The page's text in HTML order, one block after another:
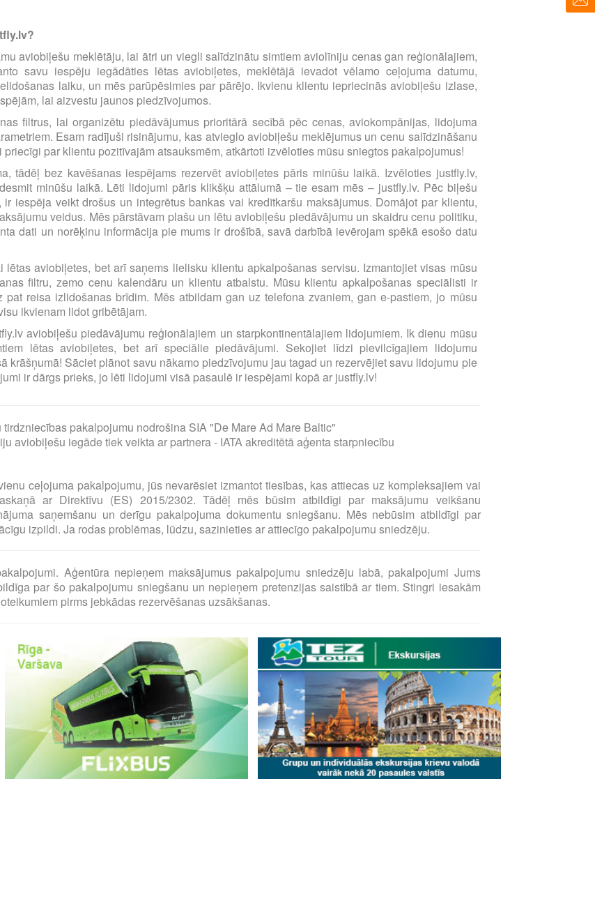
aviobiļešu meklētāju, lai ātri un viegli salīdzinātu simtiem aviolīniju cenas gan reģionālajiem,
savu iespēju iegādāties lētas aviobiļetes, meklētājā ievadot vēlamo ceļojuma datumu,
laiku, un mēs parūpēsimies par pārējo. Ikvienu klientu iepriecinās aviobiļešu izlase,
lai aizvestu jaunos piedzīvojumos.
filtrus, lai organizētu piedāvājumus prioritārā secībā pēc cenas, aviokompānijas, lidojuma
Esam radījuši risinājumu, kas atvieglo aviobiļešu meklējumus un cenu salīdzināšanu
par klientu pozitīvajām atsauksmēm, atkārtoti izvēloties mūsu sniegtos pakalpojumus!
tādēļ bez kavēšanas iespējams rezervēt aviobiļetes pāris minūšu laikā. Izvēloties justfly.lv,
minūšu laikā. Lēti lidojumi pāris klikšķu attālumā – tie esam mēs – justfly.lv. Pēc biļešu
iespēja veikt drošus un integrētus bankas vai kredītkaršu maksājumus. Domājot par klientu,
veidus. Mēs pārstāvam plašu un lētu aviobiļešu piedāvājumu un skaidru cenu politiku,
dati un norēķinu informācija pie mums ir drošībā, savā darbībā ievērojam spēkā esošo datu
aviobiļetes, bet arī saņems lielisku klientu apkalpošanas servisu. Izmantojiet visas mūsu
filtru, zemo cenu kalendāru un klientu atbalstu. Mūsu klientu apkalpošanas speciālisti ir
reisa izlidošanas brīdim. Mēs atbildam gan uz telefona zvaniem, gan e-pastiem, jo mūsu
ikvienam lidot gribētājam.
aviobiļešu piedāvājumu reģionālajiem un starpkontinentālajiem lidojumiem. Ik dienu mūsu
lētas aviobiļetes, bet arī speciālie piedāvājumi. Sekojiet līdzi pievilcīgajiem lidojumu
krāšņumā! Sāciet plānot savu nākamo piedzīvojumu jau tagad un rezervējiet savu lidojumu pie
ir dārgs prieks, jo lēti lidojumi visā pasaulē ir iespējami kopā ar justfly.lv!
pakalpojumu nodrošina SIA "De Mare Ad Mare Baltic"
aviobiļešu iegāde tiek veikta ar partnera - IATA akreditētā aģenta starpniecību
ceļojuma pakalpojumu, jūs nevarēsiet izmantot tiesības, kas attiecas uz kompleksajiem vai
ar Direktīvu (ES) 2015/2302. Tādēļ mēs būsim atbildīgi par maksājumu veikšanu
saņemšanu un derīgu pakalpojuma dokumentu sniegšanu. Mēs nebūsim atbildīgi par
izpildi. Ja rodas problēmas, lūdzu, sazinieties ar attiecīgo pakalpojumu sniedzēju.
Aģentūra nepieņem maksājumus pakalpojumu sniedzēju labā, pakalpojumi Jums
par šo pakalpojumu sniegšanu un nepieņem pretenzijas saistībā ar tiem. Stingri iesakām
pirms jebkādas rezervēšanas uzsākšanas.